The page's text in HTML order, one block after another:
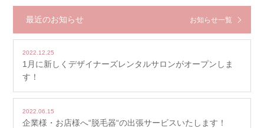
最近のお知らせ お知らせ一覧
2022.12.25
1月に新しくデザイナーズレンタルサロンがオープンしま
す！
2022.06.15
企業様・お店様へ“脱毛器“の出張サービスいたします！